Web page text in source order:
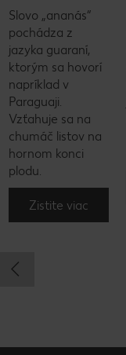
Slovo „ananás“
pochádza z
jazyka guaraní,
ktorým sa hovorí
napríklad v
Paraguaji.
Vzťahuje sa na
chumáč listov na
hornom konci
plodu.
Zistite viac